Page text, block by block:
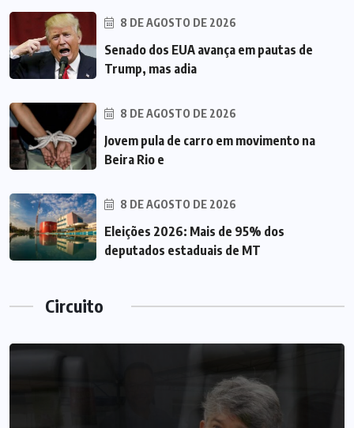
8 DE AGOSTO DE 2026
Senado dos EUA avança em pautas de
Trump, mas adia
8 DE AGOSTO DE 2026
Jovem pula de carro em movimento na
Beira Rio e
8 DE AGOSTO DE 2026
Eleições 2026: Mais de 95% dos
deputados estaduais de MT
Circuito